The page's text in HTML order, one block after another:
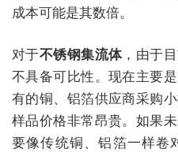
成本可能是其数倍。
对于不锈钢集流体，由于
不具备可比性。现在主要
有的铜、铝箔供应商采购
样品价格非常昂贵。如果
要像传统铜、铝箔一样卷